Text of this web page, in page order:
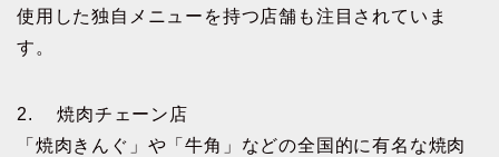
使用した独自メニューを持つ店舗も注目されていま
す。
2. 焼肉チェーン店
「焼肉きんぐ」や「牛角」などの全国的に有名な焼肉